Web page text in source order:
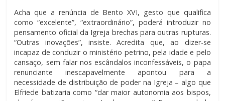
Acha que a renúncia de Bento XVI, gesto que qualifica
como “excelente”, “extraordinário”, poderá introduzir no
pensamento oficial da Igreja brechas para outras rupturas.
“Outras inovações”, insiste. Acredita que, ao dizer-se
incapaz de conduzir o ministério petrino, pela idade e pelo
cansaço, sem falar nos escândalos inconfessáveis, o papa
renunciante inescapavelmente apontou para a
necessidade de distribuição de poder na Igreja – algo que
Elfriede batizaria como “dar maior autonomia aos bispos,